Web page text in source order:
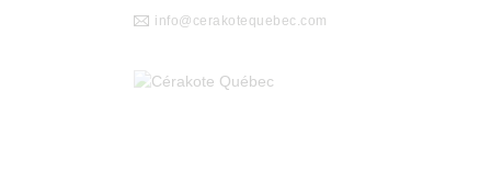
info@cerakotequebec.com